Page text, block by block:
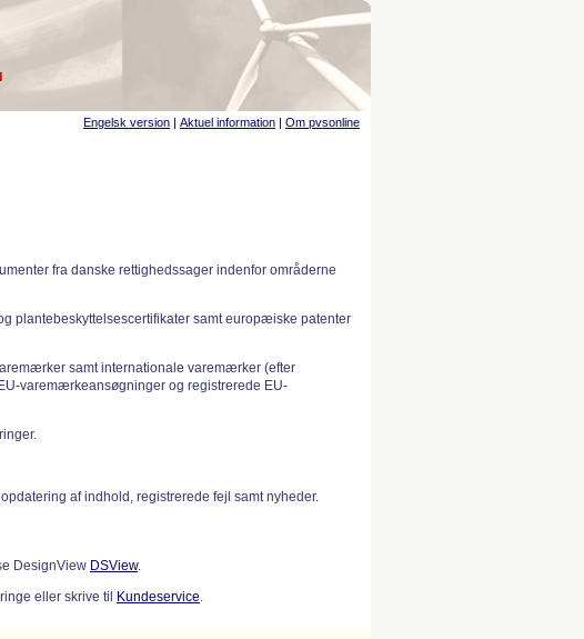
Engelsk version | Aktuel information | Om pvsonline
fra danske rettighedssager indenfor områderne
plantebeskyttelsescertifikater samt europæiske patenter
samt internationale varemærker (efter
varemærkeansøgninger og registrerede EU-
af indhold, registrerede fejl samt nyheder.
DesignView DSView.
eller skrive til
Kundeservice.